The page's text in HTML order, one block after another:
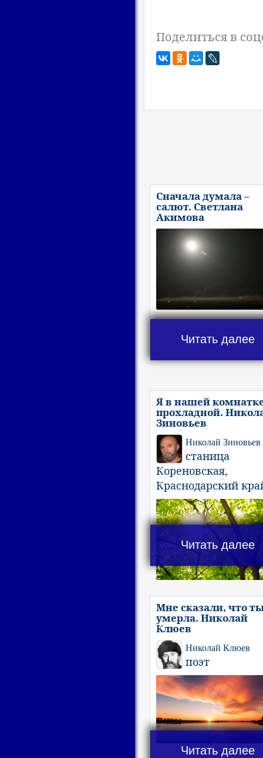
Поделиться в
Сначала думала –
салют. Светлана
Акимова
Читать далее
Я в нашей
прохладной.
Зиновьев
Николай Зиновьев
станица
Кореновская,
Краснодарский
Читать далее
Мне сказали, что
умерла. Николай
Клюев
Николай Клюев
поэт
Читать далее